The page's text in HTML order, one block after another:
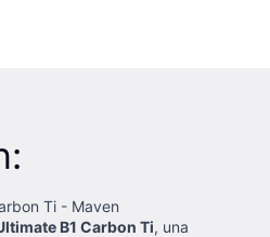
Ti - Maven
B1 Carbon Ti, una